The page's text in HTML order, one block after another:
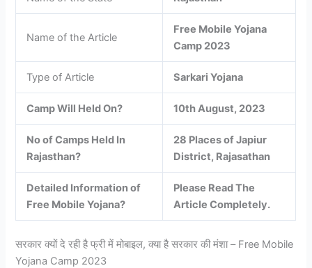
Name of the Article
Free Mobile Yojana
Camp 2023
Type of Article Sarkari Yojana
Camp Will Held On? 10th August, 2023
No of Camps Held In
Rajasthan?
28 Places of Japiur
District, Rajasathan
Detailed Information of
Free Mobile Yojana?
Please Read The
Article Completely.
सरकार क्यों दे रही है फ्री में मोबाइल, क्या है सरकार की मंशा – Free Mobile
Yojana Camp 2023